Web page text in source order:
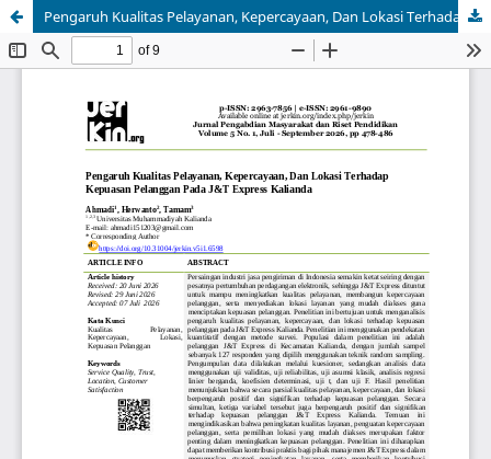
Pengaruh Kualitas Pelayanan, Kepercayaan, Dan Lokasi Terhadap Kepuasan Pelanggan Pada J&T Express Kalianda